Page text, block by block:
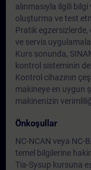
alınmasıyla ilgili
oluşturma ve test
Pratik egzersizlerde,
ve servis
Kurs sonunda,
kontrol sisteminin
Kontrol cihazının
makineye en uygun
makinenizin
Önkoşullar
NC-NCAN veya NC-
temel bilgilerine
Tia-Sysup kursuna